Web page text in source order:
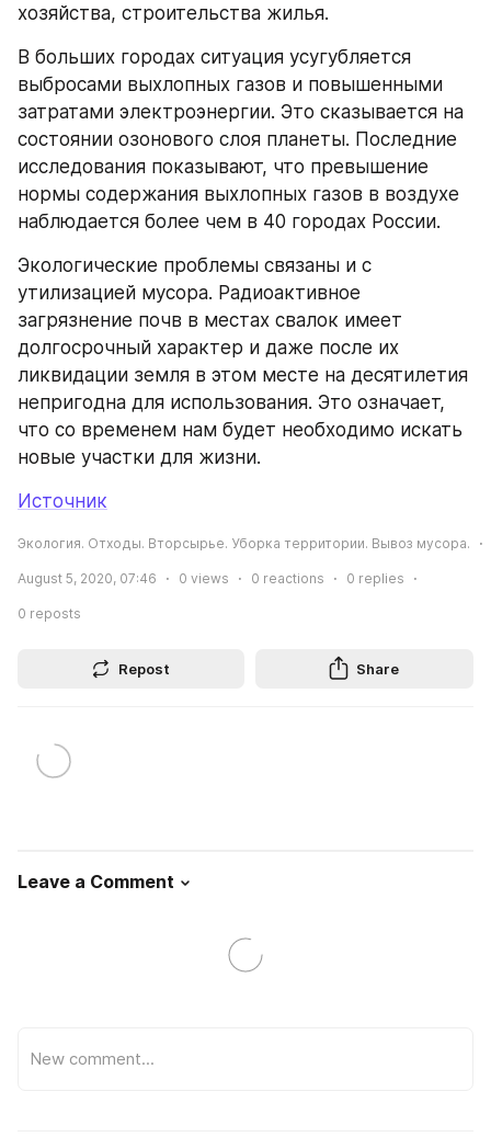
хозяйства, строительства жилья.
В больших городах ситуация усугубляется
выбросами выхлопных газов и повышенными
затратами электроэнергии. Это сказывается на
состоянии озонового слоя планеты. Последние
исследования показывают, что превышение
нормы содержания выхлопных газов в воздухе
наблюдается более чем в 40 городах России.
Экологические проблемы связаны и с
утилизацией мусора. Радиоактивное
загрязнение почв в местах свалок имеет
долгосрочный характер и даже после их
ликвидации земля в этом месте на десятилетия
непригодна для использования. Это означает,
что со временем нам будет необходимо искать
новые участки для жизни.
Источник
Экология. Отходы. Вторсырье. Уборка территории. Вывоз мусора.
August 5, 2020, 07:46 0 views 0 reactions 0 replies
0 reposts
Repost Share
Leave a Comment